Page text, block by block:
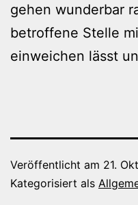
gehen wunderbar
betroffene Stelle
einweichen lässt
Veröffentlicht am 21.
Kategorisiert als